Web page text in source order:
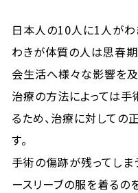
日本人の10人に1人がわ
わきが体質の人は思春
会生活へ様々な影響を及
治療の方法によっては手
るため、治療に対しての
す。
手術の傷跡が残ってしま
ースリーブの服を着るの